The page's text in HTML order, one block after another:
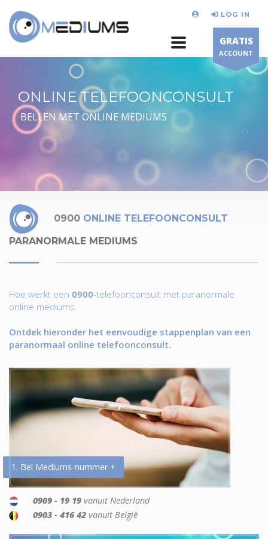
LOG IN
GRATIS
ACCOUNT
ONLINE TELEFOONCONSULT
BELLEN MET ONLINE MEDIUMS
0900 ONLINE TELEFOONCONSULT
PARANORMALE MEDIUMS
Hoe werkt een 0900-telefoonconsult met paranormale
online mediums.
Ontdek hieronder het eenvoudige stappenplan van een
paranormaal online telefoonconsult.
1. Bel Mediums-nummer +
0909 - 19 19 vanuit Nederland
0903 - 416 42 vanuit België